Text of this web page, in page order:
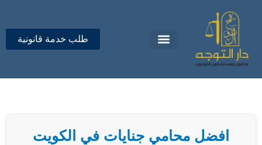
المحتوى
طلب خدمة قانونية
افضل محامي جنايات في الكويت